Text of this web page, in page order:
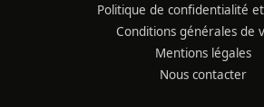
Politique de confidentialité
Conditions générales de
Mentions légales
Nous contacter